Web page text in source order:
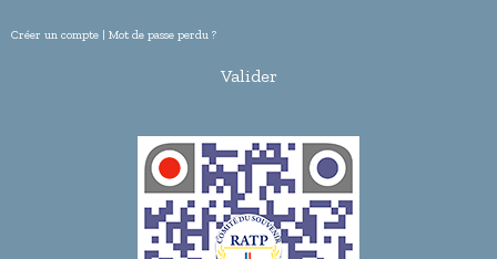
Créer un compte | Mot de passe perdu ?
Valider